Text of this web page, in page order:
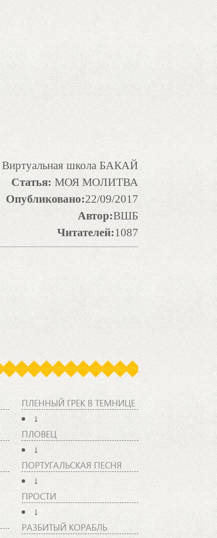
Виртуальная школа БАКАЙ
Статья: МОЯ МОЛИТВА
Опубликовано:22/09/2017
Автор:ВШБ
Читателей:1087
ПЛЕННЫЙ ГРЕК В ТЕМНИЦЕ
↓
ПЛОВЕЦ
↓
ПОРТУГАЛЬСКАЯ ПЕСНЯ
↓
ПРОСТИ
↓
РАЗБИТЫЙ КОРАБЛЬ